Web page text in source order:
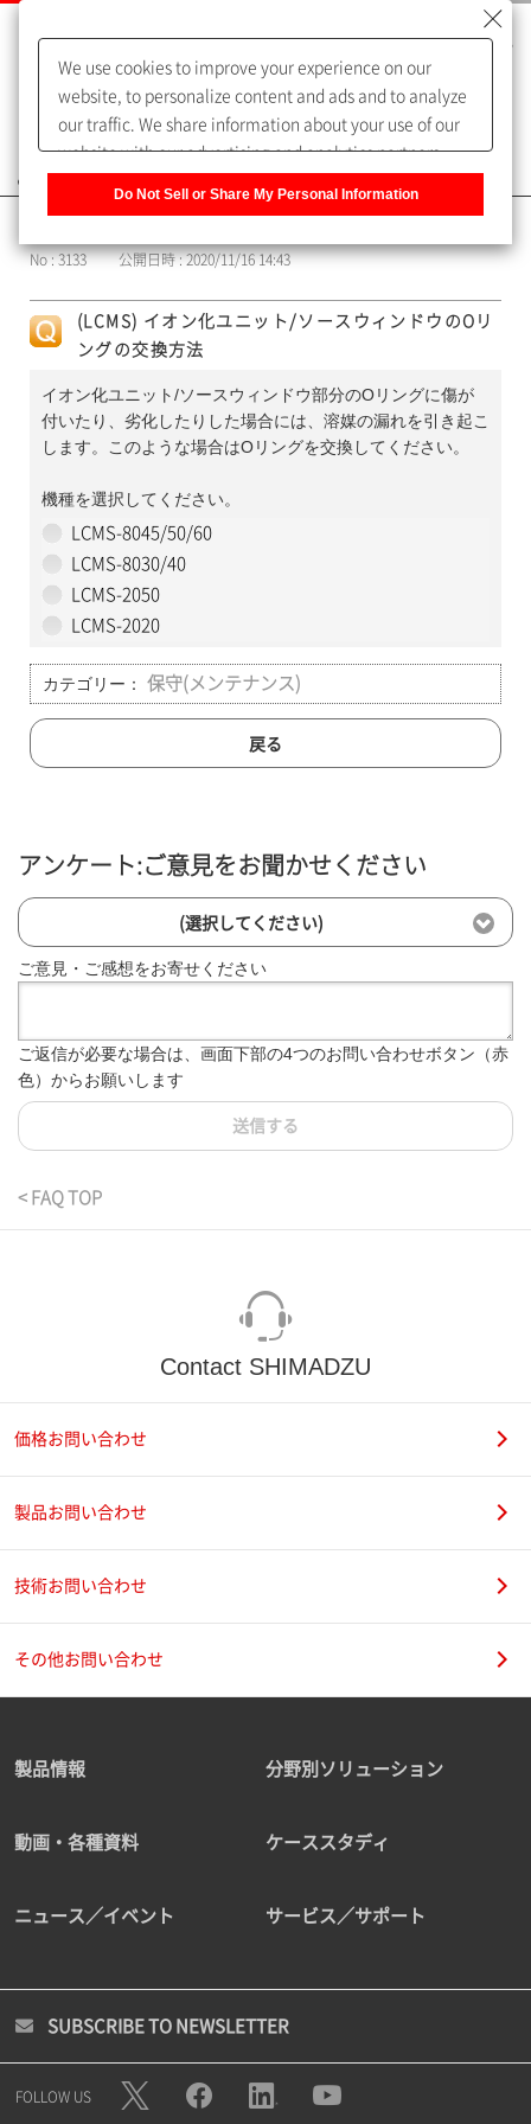
よくあるご質問（FAQ）
No : 3133 公開日時 : 2020/11/16 14:43
(LCMS) イオン化ユニット/ソースウィンドウのOリ
ングの交換方法
イオン化ユニット/ソースウィンドウ部分のOリングに傷が
付いたり、劣化したりした場合には、溶媒の漏れを引き起こ
します。このような場合はOリングを交換してください。
機種を選択してください。
LCMS-8045/50/60
LCMS-8030/40
LCMS-2050
LCMS-2020
カテゴリー： 保守(メンテナンス)
戻る
アンケート:ご意見をお聞かせください
(選択してください)
ご意見・ご感想をお寄せください
ご返信が必要な場合は、画面下部の4つのお問い合わせボタン（赤
色）からお願いします
送信する
< FAQ TOP
Contact SHIMADZU
価格お問い合わせ
製品お問い合わせ
技術お問い合わせ
その他お問い合わせ
製品情報 分野別ソリューション
動画・各種資料 ケーススタディ
ニュース／イベント サービス／サポート
SUBSCRIBE TO NEWSLETTER
FOLLOW US
We use cookies to improve your experience on our
website, to personalize content and ads and to analyze
our traffic. We share information about your use of our
website with our advertising and analytics partners,
of our sharing information about you with our partners.
Information] to customize your cookie settings on our
website.Privacy Policy
Do Not Sell or Share My Personal Information